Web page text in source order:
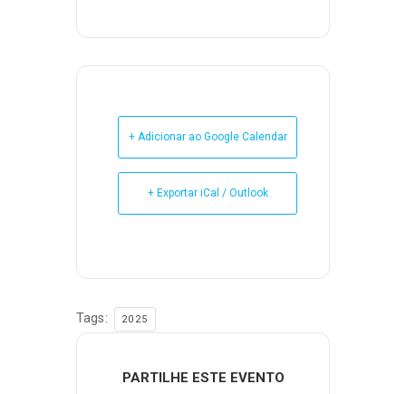
+ Adicionar ao Google Calendar
+ Exportar iCal / Outlook
Tags: 2025
PARTILHE ESTE EVENTO